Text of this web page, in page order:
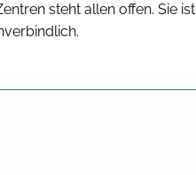
steht allen offen. Sie ist